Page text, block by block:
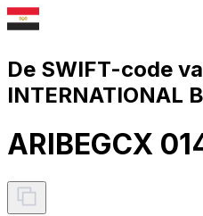
De SWIFT-code
INTERNATIONAL
ARIBEGCX